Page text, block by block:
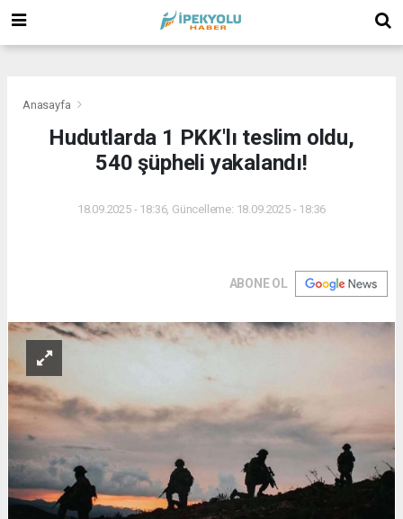
Anasayfa
Hudutlarda 1 PKK'lı teslim oldu,
540 şüpheli yakalandı!
18.09.2025 - 18:36, Güncelleme: 18.09.2025 - 18:36
ABONE OL